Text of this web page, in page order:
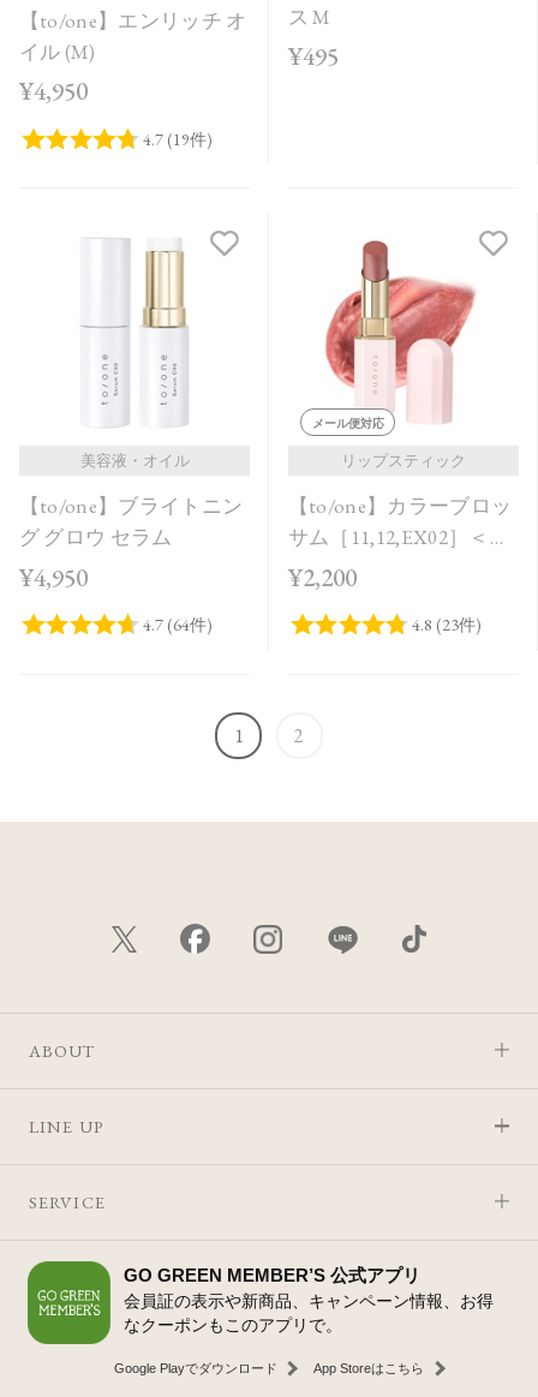
【to/one】エンリッチ オ
イル (M)
¥4,950
ス M
¥495
美容液・オイル
【to/one】ブライトニン
グ グロウ セラム
¥4,950
メール便対応
リップスティック
【to/one】カラーブロッ
サム［11,12,EX02］＜レ
フィル＞
¥2,200
1 2
ABOUT
LINE UP
SERVICE
GO GREEN MEMBER’S 公式アプリ
会員証の表示や新商品、キャンペーン情報、お得
なクーポンもこのアプリで。
Google Playでダウンロード App Storeはこちら